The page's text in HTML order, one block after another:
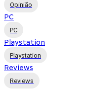
Opinião
PC
PC
Playstation
Playstation
Reviews
Reviews